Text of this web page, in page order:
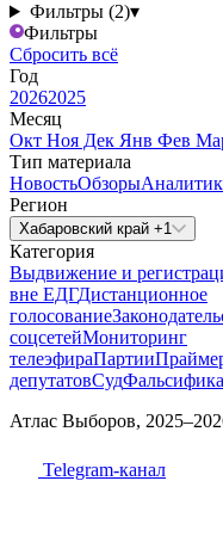
Фильтры (2)▾
Фильтры
Сбросить всё
Год
20262025
Месяц
Окт Ноя Дек Янв Фев
Тип материала
НовостьОбзоры
Регион
Хабаровский край +1
Категория
Выдвижение и
вне ЕДГДистанционное
голосование
соцсетейМониторинг
телеэфираПартии
депутатовСуд
Атлас Выборов,
Telegram-канал